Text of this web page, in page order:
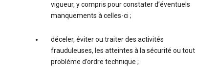
vigueur, y compris pour constater d’éventuels
manquements à celles-ci ;
déceler, éviter ou traiter des activités
frauduleuses, les atteintes à la sécurité ou tout
problème d’ordre technique ;